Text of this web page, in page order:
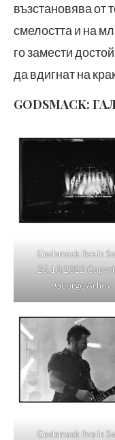
възстановява от
смелостта и на
го замести
да вдигнат на
GODSMACK:
Godsmack live in
25.10.2022
George Achov
Godsmack live in